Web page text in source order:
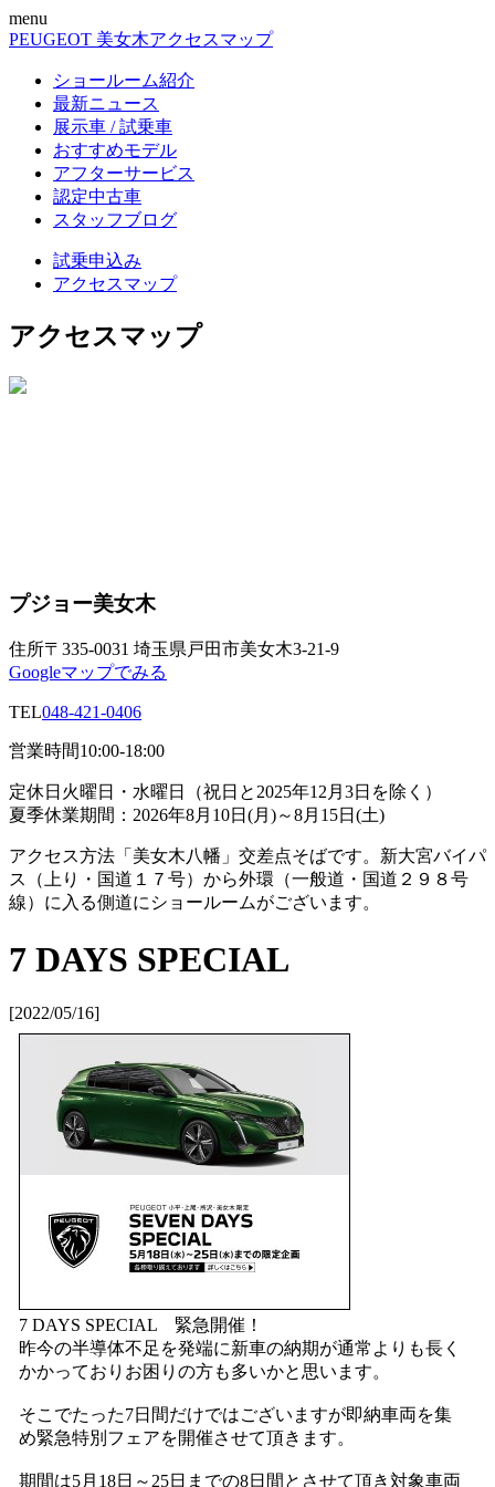
menu
PEUGEOT 美女木アクセスマップ
ショールーム紹介
最新ニュース
展示車 / 試乗車
おすすめモデル
アフターサービス
認定中古車
スタッフブログ
試乗申込み
アクセスマップ
アクセスマップ
プジョー美女木
住所〒335-0031 埼玉県戸田市美女木3-21-9
Googleマップでみる
TEL048-421-0406
営業時間10:00-18:00
定休日 火曜日・水曜日（祝日と2025年12月3日を除く）
夏季休業期間：2026年8月10日(月)～8月15日(土)
アクセス方法 「美女木八幡」交差点そばです。新大宮バイパ
ス（上り・国道１７号）から外環（一般道・国道２９８号
線）に入る側道にショールームがございます。
7 DAYS SPECIAL
[2022/05/16]
7 DAYS SPECIAL 緊急開催！
昨今の半導体不足を発端に新車の納期が通常よりも長く
かかっておりお困りの方も多いかと思います。
そこでたった7日間だけではございますが即納車両を集
め緊急特別フェアを開催させて頂きます。
期間は5月18日～25日までの8日間とさせて頂き対象車両